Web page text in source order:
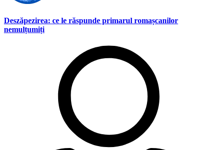
Deszăpezirea: ce le răspunde primarul romașcanilor
nemulțumiți